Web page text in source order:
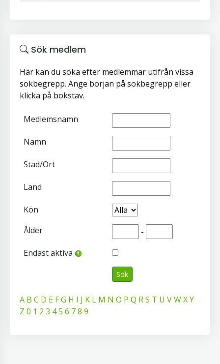
Sök medlem
Här kan du söka efter medlemmar utifrån vissa
sökbegrepp. Ange början på sökbegrepp eller
klicka på bokstav.
Medlemsnamn
Namn
Stad/Ort
Land
Kön
Ålder
-
Endast aktiva
Sök
A B C D E FG H I J K L M N O P Q RS T U VWXY
Z 0 1 2 3 45 6 78 9